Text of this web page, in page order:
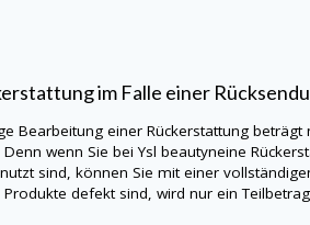
im Falle einer
Bearbeitung einer Rückerstattung
Denn wenn Sie beiYsl beautyneine
sind, können Sie mit einer
defekt sind, wird nur ein